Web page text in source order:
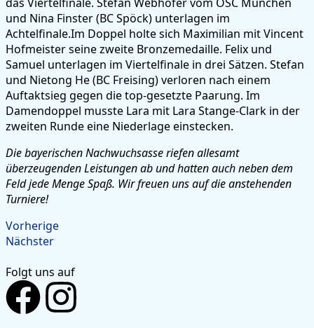
und Nina Finster (BC Spöck) unterlagen im
Achtelfinale.Im Doppel holte sich Maximilian mit Vincent
Hofmeister seine zweite Bronzemedaille. Felix und
Samuel unterlagen im Viertelfinale in drei Sätzen. Stefan
und Nietong He (BC Freising) verloren nach einem
Auftaktsieg gegen die top-gesetzte Paarung. Im
Damendoppel musste Lara mit Lara Stange-Clark in der
zweiten Runde eine Niederlage einstecken.
Die bayerischen Nachwuchsasse riefen allesamt
überzeugenden Leistungen ab und hatten auch neben dem
Feld jede Menge Spaß. Wir freuen uns auf die anstehenden
Turniere!
Vorherige
Nächster
Folgt uns auf